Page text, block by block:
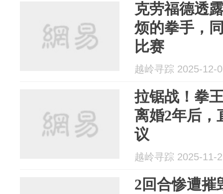
克劳福德透
烦的拳手，
比赛
越岭寻踪 2025-12-
拉锯战！拳
离婚2年后，
议
越岭寻踪 2025-11-
2回合惨遭摧